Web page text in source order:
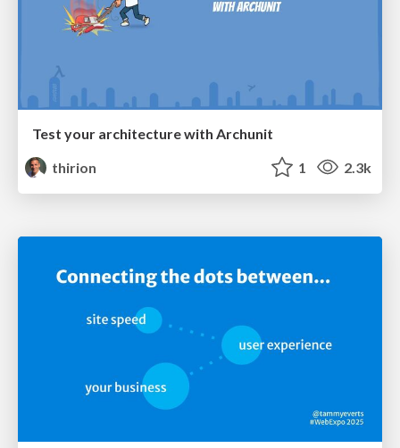
Test your architecture with Archunit
thirion
1 2.3k